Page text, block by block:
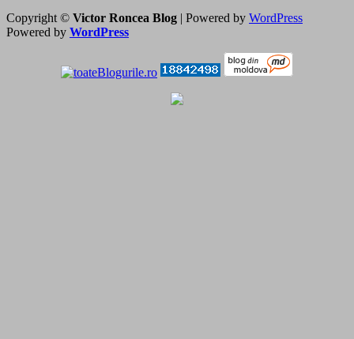
Copyright © Victor Roncea Blog | Powered by WordPress
Powered by WordPress